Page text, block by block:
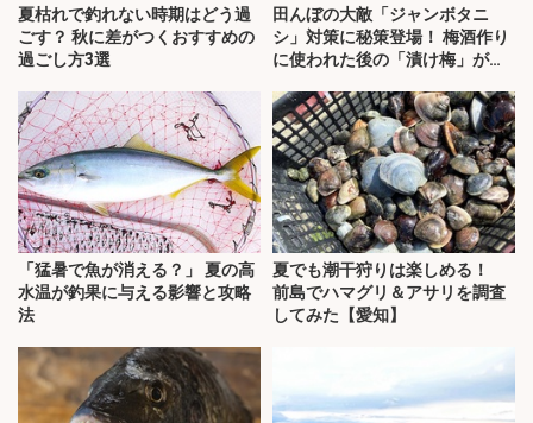
夏枯れで釣れない時期はどう過
ごす？ 秋に差がつくおすすめの
過ごし方3選
田んぼの大敵「ジャンボタニ
シ」対策に秘策登場！ 梅酒作り
に使われた後の「漬け梅」が効
「猛暑で魚が消える？」 夏の高
水温が釣果に与える影響と攻略
法
夏でも潮干狩りは楽しめる！
前島でハマグリ＆アサリを調査
してみた【愛知】